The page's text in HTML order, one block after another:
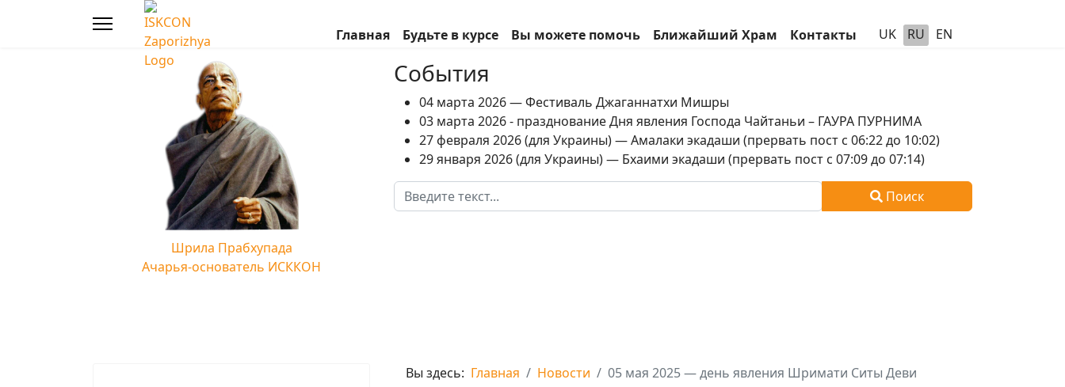
Главная Будьте в курсе Вы можете помочь Ближайший Храм Контакты UK RU EN
Шрила Прабхупада
Ачарья-основатель ИСККОН
События
04 марта 2026 — Фестиваль Джаганнатхи Мишры
03 марта 2026 - празднование Дня явления Господа Чайтаньи – ГАУРА ПУРНИМА
27 февраля 2026 (для Украины) — Амалаки экадаши (прервать пост с 06:22 до 10:02)
29 января 2026 (для Украины) — Бхаими экадаши (прервать пост с 07:09 до 07:14)
Поиск
Поиск
Вы здесь: Главная Новости 05 мая 2025 — день явления Шримати Ситы Деви